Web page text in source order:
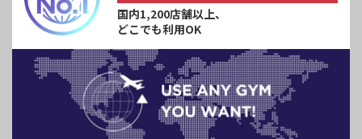
国内1,200店舗以上、
どこでも利用OK